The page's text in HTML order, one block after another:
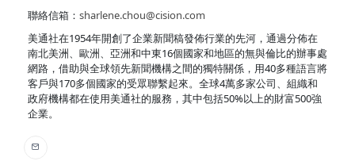
聯絡信箱： sharlene.chou@cision.com
美通社在1954年開創了企業新聞稿發佈行業的先河，通過分佈在
南北美洲、歐洲、亞洲和中東16個國家和地區的無與倫比的辦事處
網路，借助與全球領先新聞機構之間的獨特關係，用40多種語言將
客戶與170多個國家的受眾聯繫起來。全球4萬多家公司、組織和
政府機構都在使用美通社的服務，其中包括50%以上的財富500強
企業。